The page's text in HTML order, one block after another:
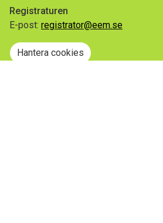
Registraturen
E-post: registrator@eem.se
Hantera cookies